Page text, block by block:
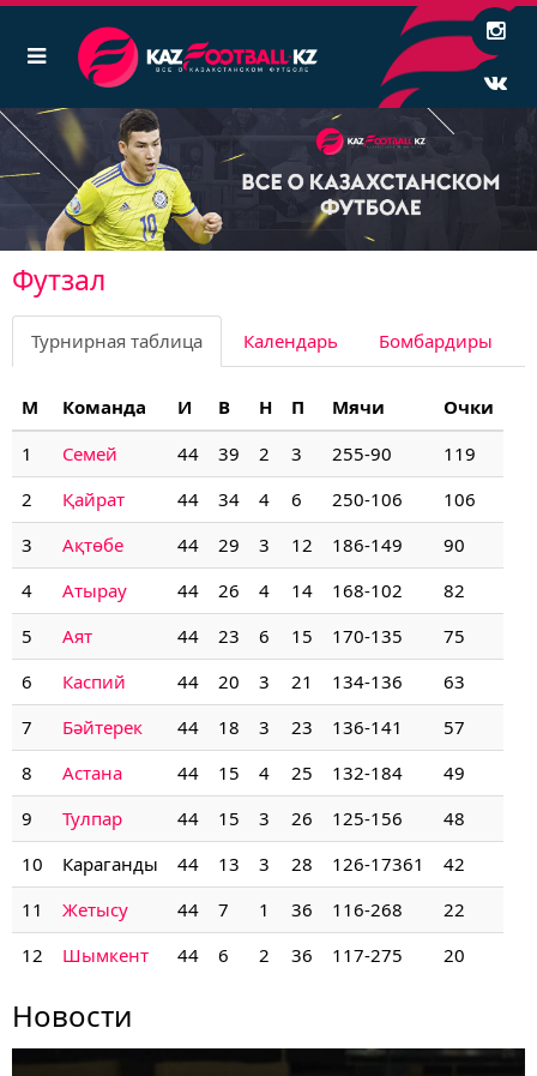
Футзал
Турнирная таблица Календарь Бомбардиры
М Команда И В Н П Мячи
Очки
1
Семей 44 39 2 3 255-90
119
2
Қайрат 44 34 4 6 250-106
106
3
Ақтөбе 44 29 3 12 186-149
90
4
Атырау 44 26 4 14 168-102
82
5
Аят 44 23 6 15 170-135
75
6
Каспий 44 20 3 21 134-136
63
7
Бәйтерек 44 18 3 23 136-141
57
8
Астана 44 15 4 25 132-184
49
9
Тулпар 44 15 3 26 125-156
48
10
Караганды 44 13 3 28 126-17361
42
11
Жетысу 44 7 1 36 116-268
22
12
Шымкент 44 6 2 36 117-275 20
Новости